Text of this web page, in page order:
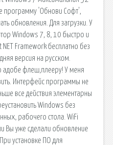
программу 'Обнови Софт',
обновления. Для загрузки. У
Windows 7, 8, 10 быстро и
Framework бесплатно без
версия на русском.
адобе флеш,плееру! У меня
Интерфейс программы не
все действия элементарны
Windows без
рабочего стола. WiFi
Вы уже сделали обновление
установке ПО для